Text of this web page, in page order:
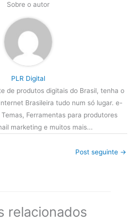
Sobre o autor
PLR Digital
de produtos digitais do Brasil, tenha o
Brasileira tudo num só lugar. e-
Temas, Ferramentas para produtores
marketing e muitos mais...
Post seguinte →
relacionados